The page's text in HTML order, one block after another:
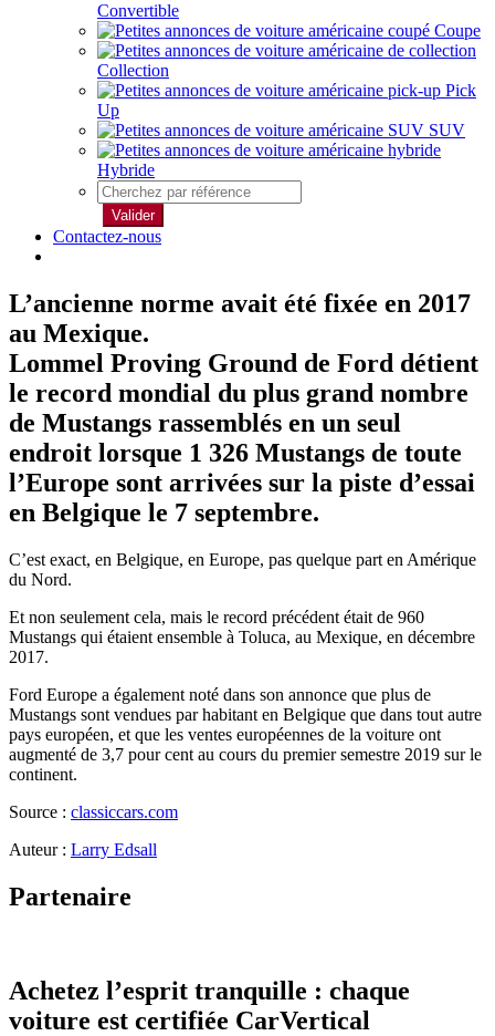
Convertible
Coupe
Collection
Pick
Up
SUV
Hybride
Valider
Contactez-nous
L’ancienne norme avait été fixée en 2017
au Mexique.
Lommel Proving Ground de Ford détient
le record mondial du plus grand nombre
de Mustangs rassemblés en un seul
endroit lorsque 1 326 Mustangs de toute
l’Europe sont arrivées sur la piste d’essai
en Belgique le 7 septembre.
C’est exact, en Belgique, en Europe, pas quelque part en Amérique
du Nord.
Et non seulement cela, mais le record précédent était de 960
Mustangs qui étaient ensemble à Toluca, au Mexique, en décembre
2017.
Ford Europe a également noté dans son annonce que plus de
Mustangs sont vendues par habitant en Belgique que dans tout autre
pays européen, et que les ventes européennes de la voiture ont
augmenté de 3,7 pour cent au cours du premier semestre 2019 sur le
continent.
Source : classiccars.com
Auteur : Larry Edsall
Partenaire
Achetez l’esprit tranquille : chaque
voiture est certifiée CarVertical